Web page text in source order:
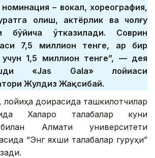
– вокал, хореография,
олиш, актёрлик ва чолғу
бўйича ўтказилади. Соврин
7,5 миллион тенге, ҳар бир
1,5 миллион тенге”, — дея
«Jas Gala» лойиҳаси
Жулдиз Жақсибай.
лойиҳа доирасида ташкилотчилар
Халқаро талабалар куни
Алмати университети
“Энг яхши талабалар гуруҳи”